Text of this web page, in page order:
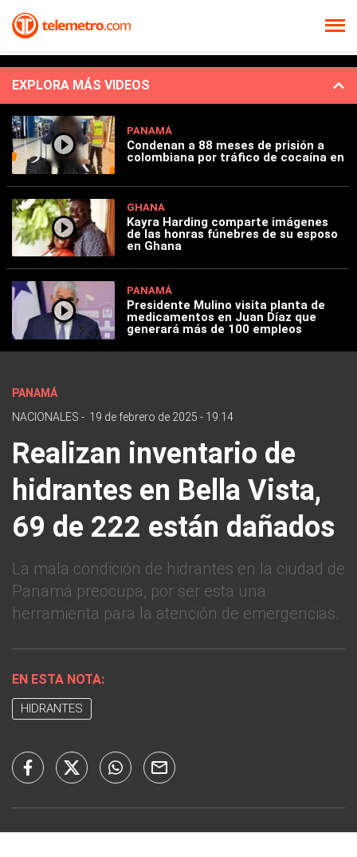
EXPLORA MÁS VIDEOS
PANAMÁ
Condenan a 88 meses de prisión a
colombiana por tráfico de cocaína en
GHANA
Kayra Harding comparte imágenes
de las honras fúnebres de su esposo
en Ghana
PANAMÁ
Presidente Mulino visita planta de
medicamentos en Juan Díaz que
generará más de 100 empleos
PANAMÁ
NACIONALES - 19 de febrero de 2025 - 19:14
Realizan inventario de
hidrantes en Bella Vista,
69 de 222 están dañados
La mala condición de hidrantes en la ciudad de
Panamá preocupa, por ser esta una
herramienta para la atención de emergencias.
EN ESTA NOTA:
HIDRANTES